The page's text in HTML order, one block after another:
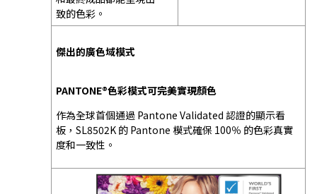
致的色彩。
傑出的廣色域模式
PANTONE®色彩模式可完美實現顏色
作為全球首個通過 Pantone Validated 認證的顯示看
板，SL8502K 的 Pantone 模式確保 100％ 的色彩真實
度和一致性。